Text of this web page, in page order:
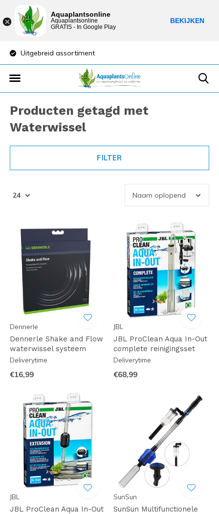
Uitgebreid assortiment
Producten getagd met
Waterwissel
FILTER
Dennerle
Dennerle Shake and Flow
waterwissel systeem
Deliverytime
€16,99
JBL
JBL ProClean Aqua In-Out
complete reinigingsset
Deliverytime
€68,99
JBL
JBL ProClean Aqua In-Out
SunSun
SunSun Multifunctionele
Aquaplantsonline
Aquaplantsonline
GRATIS - In Google Play
BEKIJKEN